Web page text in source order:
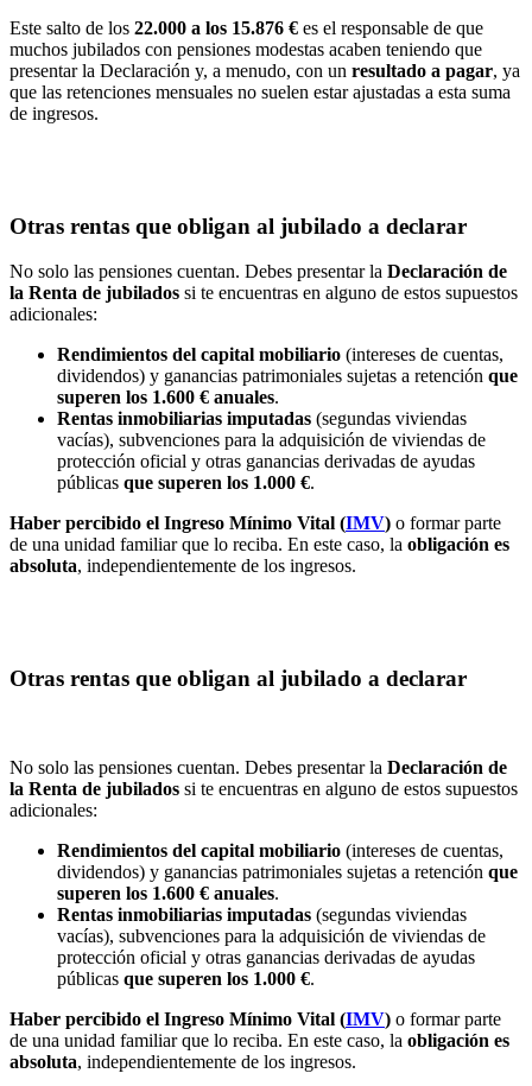
Este salto de los 22.000 a los 15.876 € es el responsable de que
muchos jubilados con pensiones modestas acaben teniendo que
presentar la Declaración y, a menudo, con un resultado a pagar, ya
que las retenciones mensuales no suelen estar ajustadas a esta suma
de ingresos.
Otras rentas que obligan al jubilado a declarar
No solo las pensiones cuentan. Debes presentar la Declaración de
la Renta de jubilados si te encuentras en alguno de estos supuestos
adicionales:
Rendimientos del capital mobiliario (intereses de cuentas,
dividendos) y ganancias patrimoniales sujetas a retención que
superen los 1.600 € anuales.
Rentas inmobiliarias imputadas (segundas viviendas
vacías), subvenciones para la adquisición de viviendas de
protección oficial y otras ganancias derivadas de ayudas
públicas que superen los 1.000 €.
Haber percibido el Ingreso Mínimo Vital (IMV) o formar parte
de una unidad familiar que lo reciba. En este caso, la obligación es
absoluta, independientemente de los ingresos.
Otras rentas que obligan al jubilado a declarar
No solo las pensiones cuentan. Debes presentar la Declaración de
la Renta de jubilados si te encuentras en alguno de estos supuestos
adicionales:
Rendimientos del capital mobiliario (intereses de cuentas,
dividendos) y ganancias patrimoniales sujetas a retención que
superen los 1.600 € anuales.
Rentas inmobiliarias imputadas (segundas viviendas
vacías), subvenciones para la adquisición de viviendas de
protección oficial y otras ganancias derivadas de ayudas
públicas que superen los 1.000 €.
Haber percibido el Ingreso Mínimo Vital (IMV) o formar parte
de una unidad familiar que lo reciba. En este caso, la obligación es
absoluta, independientemente de los ingresos.